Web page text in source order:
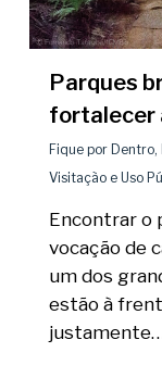
Parques
fortalecer
Fique por Dentro,
Visitação e Uso
Encontrar o
vocação de
um dos
estão à